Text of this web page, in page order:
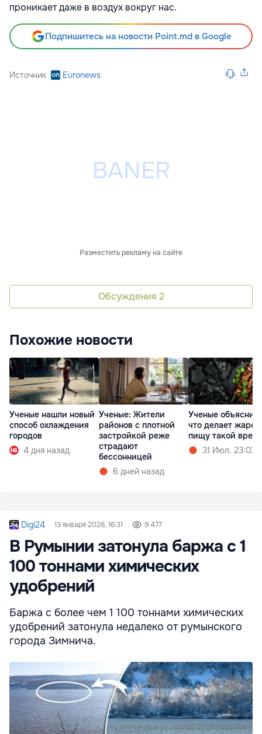
проникает даже в воздух вокруг нас.
Подпишитесь на новости Point.md в Google
Источник Euronews
Разместить рекламу на сайте
Обсуждения 2
Похожие новости
Ученые нашли новый
способ охлаждения
городов
4 дня назад
Ученые: Жители
районов с плотной
застройкой реже
страдают
бессонницей
6 дней назад
Ученые
что делает
пищу такой
31 Июл. 23:03
Digi24 13 января 2026, 16:31 9 477
В Румынии затонула баржа с 1
100 тоннами химических
удобрений
Баржа с более чем 1 100 тоннами химических
удобрений затонула недалеко от румынского
города Зимнича.